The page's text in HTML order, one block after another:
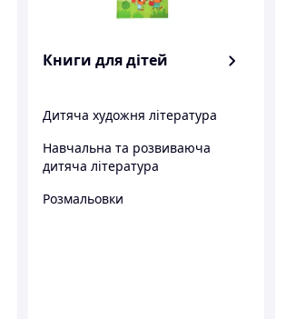
Книги для дітей
Дитяча художня література
Навчальна та розвиваюча
дитяча література
Розмальовки